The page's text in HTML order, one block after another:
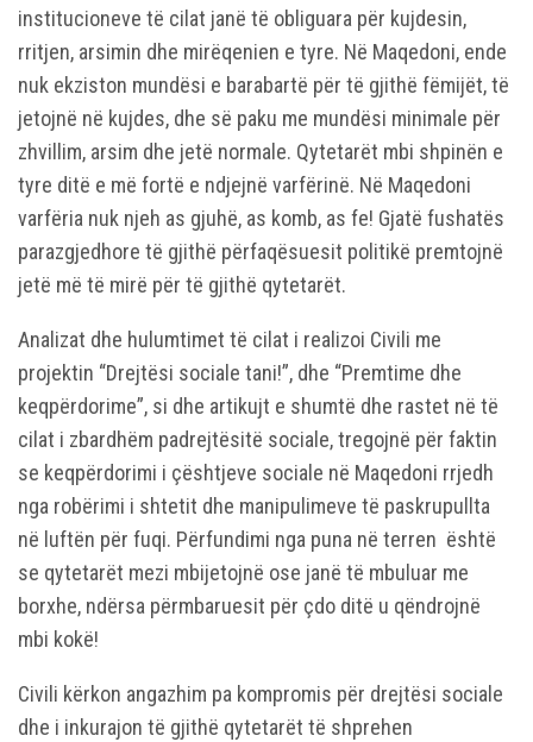
institucioneve të cilat janë të obliguara për kujdesin,
rritjen, arsimin dhe mirëqenien e tyre. Në Maqedoni, ende
nuk ekziston mundësi e barabartë për të gjithë fëmijët, të
jetojnë në kujdes, dhe së paku me mundësi minimale për
zhvillim, arsim dhe jetë normale. Qytetarët mbi shpinën e
tyre ditë e më fortë e ndjejnë varfërinë. Në Maqedoni
varfëria nuk njeh as gjuhë, as komb, as fe! Gjatë fushatës
parazgjedhore të gjithë përfaqësuesit politikë premtojnë
jetë më të mirë për të gjithë qytetarët.
Analizat dhe hulumtimet të cilat i realizoi Civili me
projektin “Drejtësi sociale tani!”, dhe “Premtime dhe
keqpërdorime”, si dhe artikujt e shumtë dhe rastet në të
cilat i zbardhëm padrejtësitë sociale, tregojnë për faktin
se keqpërdorimi i çështjeve sociale në Maqedoni rrjedh
nga robërimi i shtetit dhe manipulimeve të paskrupullta
në luftën për fuqi. Përfundimi nga puna në terren është
se qytetarët mezi mbijetojnë ose janë të mbuluar me
borxhe, ndërsa përmbaruesit për çdo ditë u qëndrojnë
mbi kokë!
Civili kërkon angazhim pa kompromis për drejtësi sociale
dhe i inkurajon të gjithë qytetarët të shprehen